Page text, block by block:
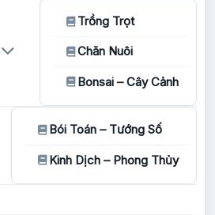
Trồng Trọt
Chăn Nuôi
Bonsai – Cây Cảnh
Bói Toán – Tướng Số
Kinh Dịch – Phong Thủy